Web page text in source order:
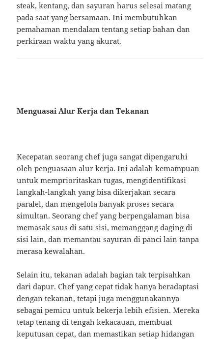
steak, kentang, dan sayuran harus selesai matang
pada saat yang bersamaan. Ini membutuhkan
pemahaman mendalam tentang setiap bahan dan
perkiraan waktu yang akurat.
Menguasai Alur Kerja dan Tekanan
Kecepatan seorang chef juga sangat dipengaruhi
oleh penguasaan alur kerja. Ini adalah kemampuan
untuk memprioritaskan tugas, mengidentifikasi
langkah-langkah yang bisa dikerjakan secara
paralel, dan mengelola banyak proses secara
simultan. Seorang chef yang berpengalaman bisa
memasak saus di satu sisi, memanggang daging di
sisi lain, dan memantau sayuran di panci lain tanpa
merasa kewalahan.
Selain itu, tekanan adalah bagian tak terpisahkan
dari dapur. Chef yang cepat tidak hanya beradaptasi
dengan tekanan, tetapi juga menggunakannya
sebagai pemicu untuk bekerja lebih efisien. Mereka
tetap tenang di tengah kekacauan, membuat
keputusan cepat, dan memastikan setiap hidangan